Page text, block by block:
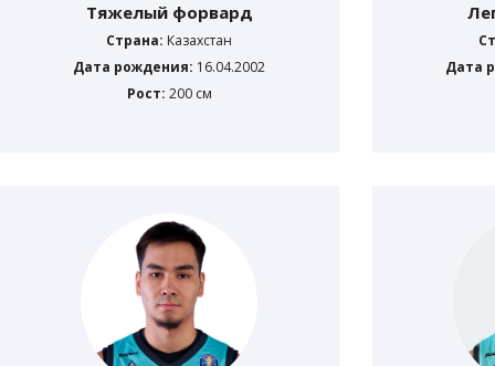
Тяжелый форвард
Страна: Казахстан
Дата рождения: 16.04.2002
Рост: 200 см
Дата